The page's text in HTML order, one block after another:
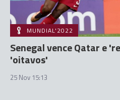
MUNDIAL'2022
Senegal vence Qatar e
'oitavos'
25 Nov 15:13